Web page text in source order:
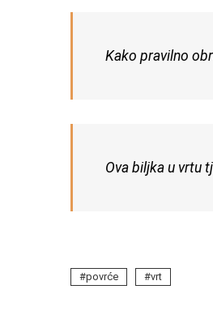
Kako pravilno
Ova biljka u vrtu
povrće vrt